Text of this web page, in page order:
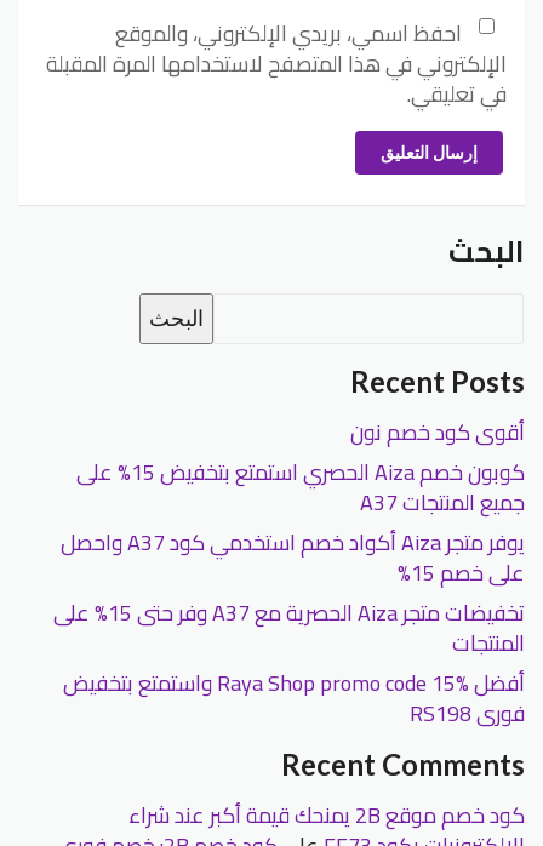
احفظ اسمي، بريدي الإلكتروني، والموقع
الإلكتروني في هذا المتصفح لاستخدامها المرة المقبلة
في تعليقي.
إرسال التعليق
البحث
البحث
Recent Posts
أقوى كود خصم نون
كوبون خصم Aiza الحصري استمتع بتخفيض 15% على
جميع المنتجات A37
يوفر متجر Aiza أكواد خصم استخدمي كود A37 واحصل
على خصم 15%
تخفيضات متجر Aiza الحصرية مع A37 وفر حتى 15% على
المنتجات
أفضل Raya Shop promo code 15% واستمتع بتخفيض
فورى RS198
Recent Comments
كود خصم موقع 2B يمنحك قيمة أكبر عند شراء